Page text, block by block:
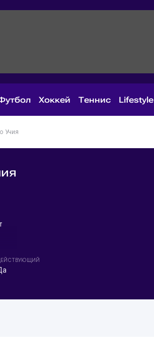
Хоккей Теннис Lifestyle
Учия